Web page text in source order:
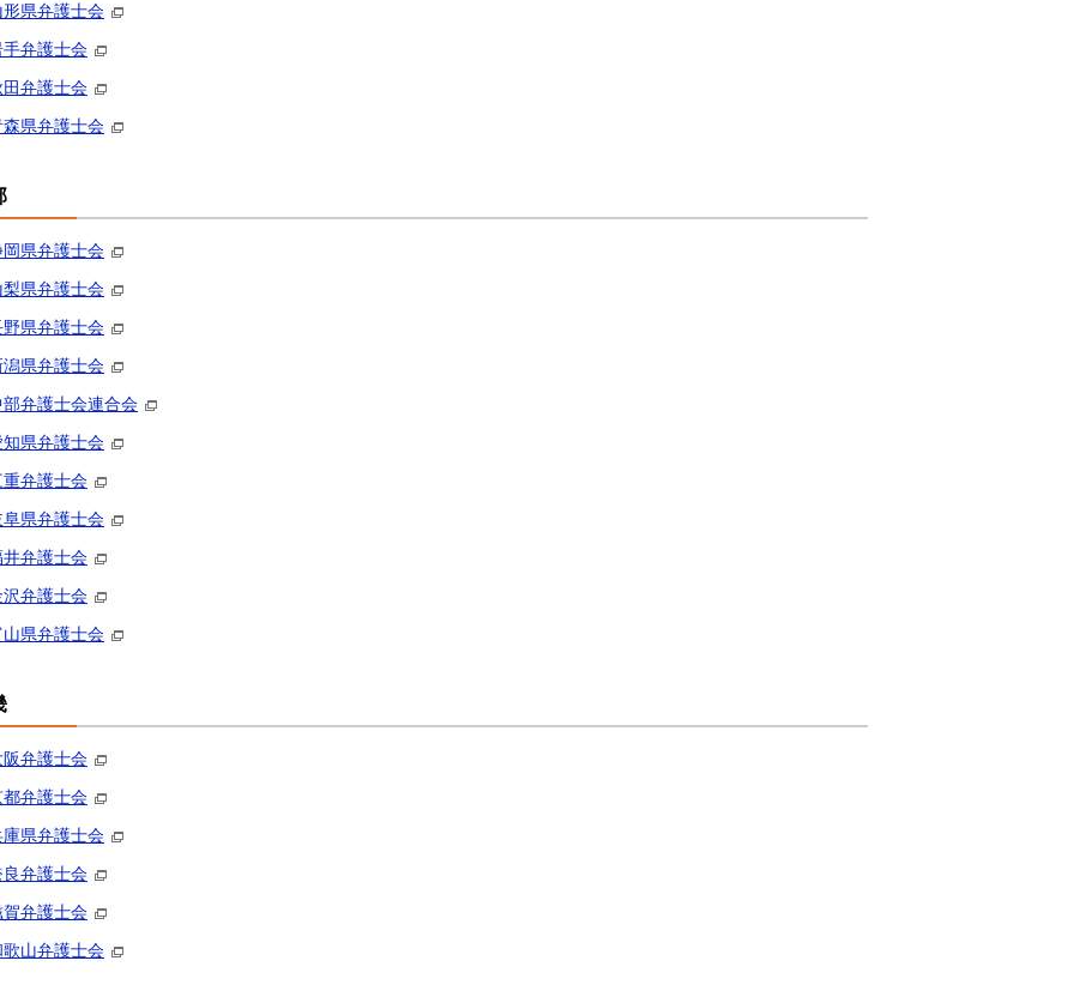
形県弁護士会
手弁護士会
田弁護士会
森県弁護士会
岡県弁護士会
梨県弁護士会
野県弁護士会
潟県弁護士会
部弁護士会連合会
知県弁護士会
重弁護士会
阜県弁護士会
井弁護士会
沢弁護士会
山県弁護士会
阪弁護士会
都弁護士会
庫県弁護士会
良弁護士会
賀弁護士会
歌山弁護士会